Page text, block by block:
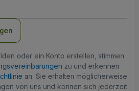
oder ein Konto erstellen, stimmen
zu und erkennen
an. Sie erhalten möglicherweise
von uns und können sich jederzeit